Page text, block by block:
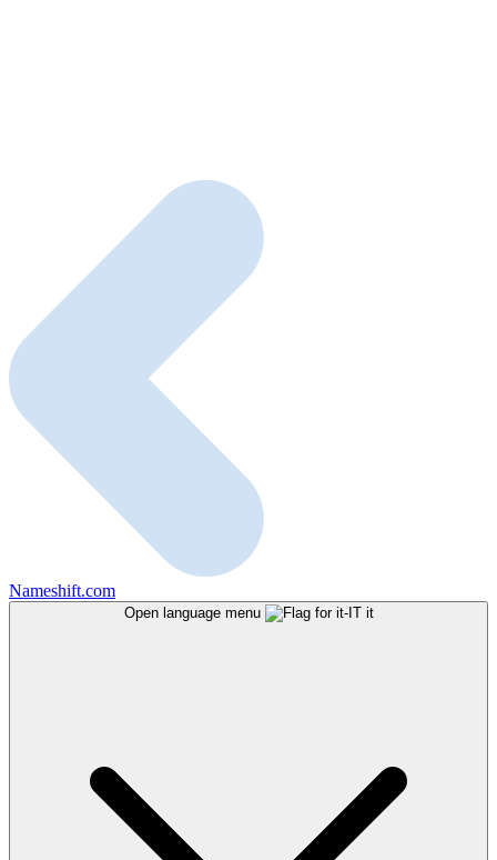
Nameshift.com
Open language menu it